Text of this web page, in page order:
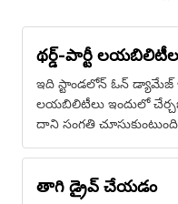
థర్డ్-పార్టీ
ఇది స్టాండలోన్​ ఓన్ డ్యామేజ్
లయబిలిటీలు ఇందులో
దాని సంగతి
తాగి డ్రైవ్ చేయడం